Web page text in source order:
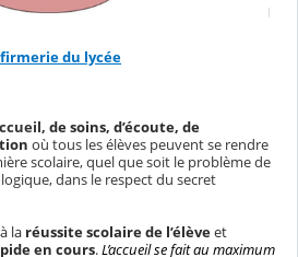
du lycée
de soins, d’écoute, de
où tous les élèves peuvent se rendre
scolaire, quel que soit le problème de
dans le respect du secret
la réussite scolaire de l’élèveet
en cours.L’accueil se fait au maximum